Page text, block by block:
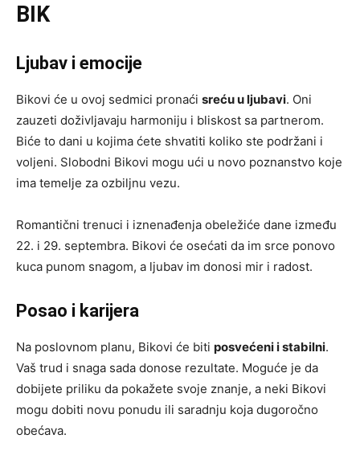
BIK
Ljubav i emocije
Bikovi će u ovoj sedmici pronaći sreću u ljubavi. Oni
zauzeti doživljavaju harmoniju i bliskost sa partnerom.
Biće to dani u kojima ćete shvatiti koliko ste podržani i
voljeni. Slobodni Bikovi mogu ući u novo poznanstvo koje
ima temelje za ozbiljnu vezu.
Romantični trenuci i iznenađenja obeležiće dane između
22. i 29. septembra. Bikovi će osećati da im srce ponovo
kuca punom snagom, a ljubav im donosi mir i radost.
Posao i karijera
Na poslovnom planu, Bikovi će biti posvećeni i stabilni.
Vaš trud i snaga sada donose rezultate. Moguće je da
dobijete priliku da pokažete svoje znanje, a neki Bikovi
mogu dobiti novu ponudu ili saradnju koja dugoročno
obećava.